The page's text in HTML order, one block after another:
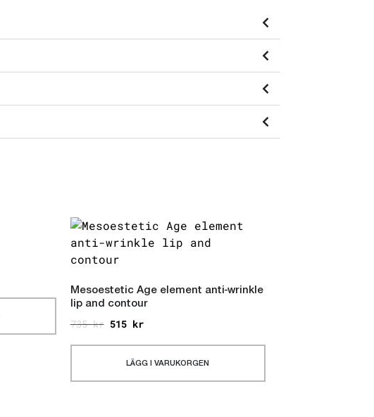
Mesoestetic Age element anti-wrinkle
lip and contour
735kr 515 kr
LÄGG I VARUKORGEN